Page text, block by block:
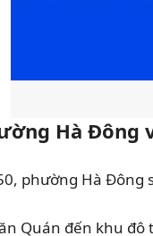
Hà
phường Hà Đông
Quán đến khu đô